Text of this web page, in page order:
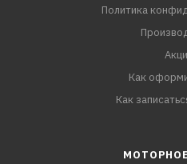
Политика
Как
Как